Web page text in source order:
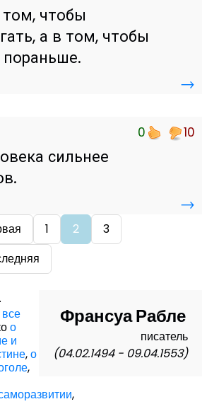
чтобы
а в том, чтобы
→
0 10
сильнее
→
1 2
3
Франсуа Рабле
писатель
(04.02.1494 - 09.04.1553)
все
о
и
,о
,
,